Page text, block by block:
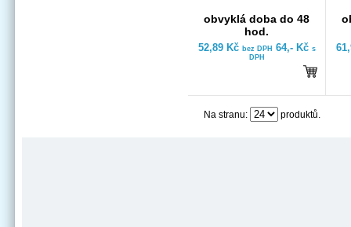
obvyklá doba do 48
hod.
52,89 Kč bez DPH 64,- Kč s
DPH
Na stranu: produktů.